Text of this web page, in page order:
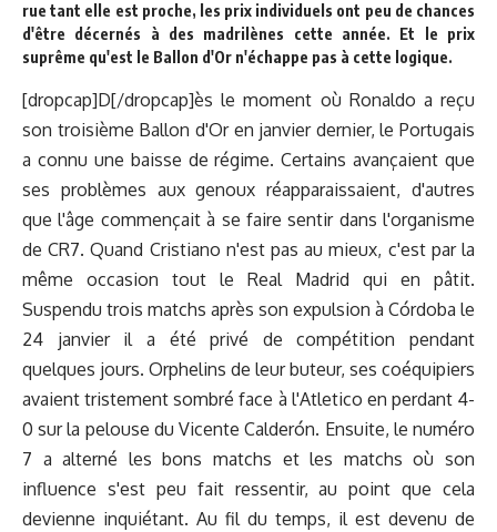
rue tant elle est proche, les prix individuels ont peu de chances
d'être décernés à des madrilènes cette année. Et le prix
suprême qu'est le Ballon d'Or n'échappe pas à cette logique.
[dropcap]D[/dropcap]ès le moment où Ronaldo a reçu
son troisième Ballon d'Or en janvier dernier, le Portugais
a connu une baisse de régime. Certains avançaient que
ses problèmes aux genoux réapparaissaient, d'autres
que l'âge commençait à se faire sentir dans l'organisme
de CR7. Quand Cristiano n'est pas au mieux, c'est par la
même occasion tout le Real Madrid qui en pâtit.
Suspendu trois matchs après son expulsion à Córdoba le
24 janvier il a été privé de compétition pendant
quelques jours. Orphelins de leur buteur, ses coéquipiers
avaient tristement sombré face à l'Atletico en perdant 4-
0 sur la pelouse du Vicente Calderón. Ensuite, le numéro
7 a alterné les bons matchs et les matchs où son
influence s'est peu fait ressentir, au point que cela
devienne inquiétant. Au fil du temps, il est devenu de